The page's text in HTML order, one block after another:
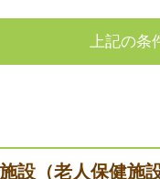
上記の条
設（老人保健施